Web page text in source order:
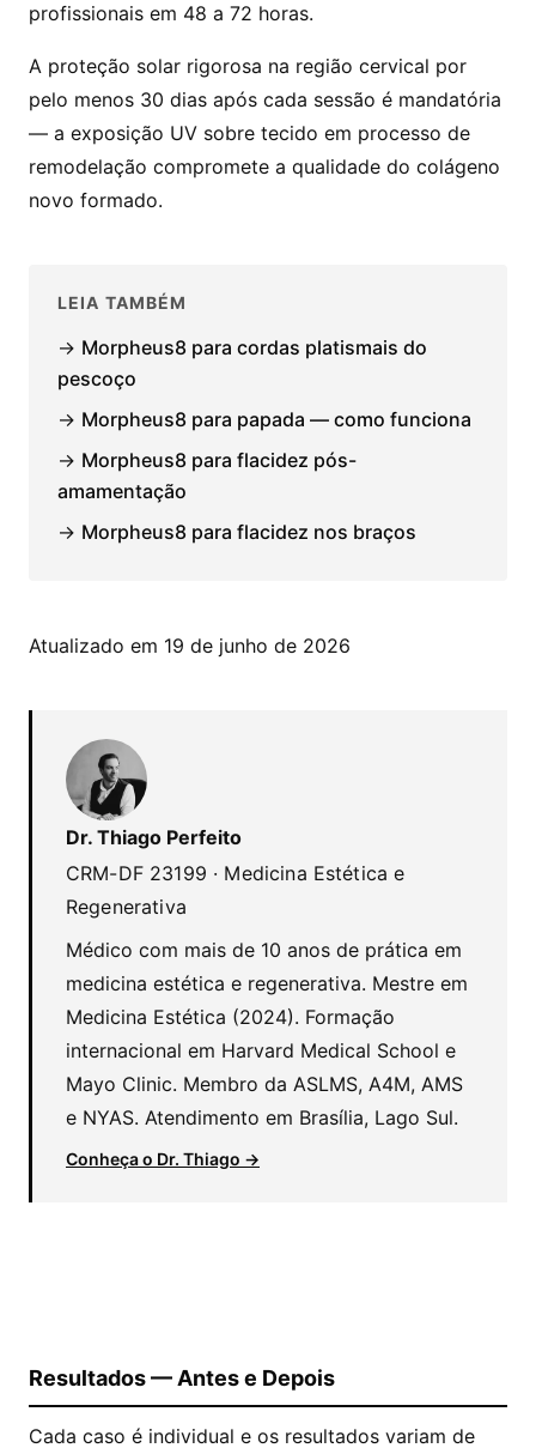
profissionais em 48 a 72 horas.
A proteção solar rigorosa na região cervical por
pelo menos 30 dias após cada sessão é mandatória
— a exposição UV sobre tecido em processo de
remodelação compromete a qualidade do colágeno
novo formado.
LEIA TAMBÉM
→ Morpheus8 para cordas platismais do
pescoço
→ Morpheus8 para papada — como funciona
→ Morpheus8 para flacidez pós-
amamentação
→ Morpheus8 para flacidez nos braços
Atualizado em 19 de junho de 2026
Dr. Thiago Perfeito
CRM-DF 23199 · Medicina Estética e
Regenerativa
Médico com mais de 10 anos de prática em
medicina estética e regenerativa. Mestre em
Medicina Estética (2024). Formação
internacional em Harvard Medical School e
Mayo Clinic. Membro da ASLMS, A4M, AMS
e NYAS. Atendimento em Brasília, Lago Sul.
Conheça o Dr. Thiago →
Resultados — Antes e Depois
Cada caso é individual e os resultados variam de